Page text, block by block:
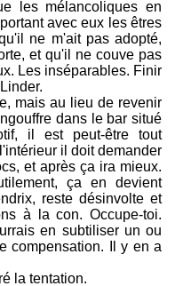
les mélancoliques en
avec eux les êtres
ne m'ait pas adopté,
et qu'il ne couve pas
Les inséparables. Finir
mais au lieu de revenir
dans le bar situé
il est peut-être tout
il doit demander
et après ça ira mieux.
ça en devient
reste désinvolte et
à la con. Occupe-toi.
en subtiliser un ou
compensation. Il y en a
la tentation.